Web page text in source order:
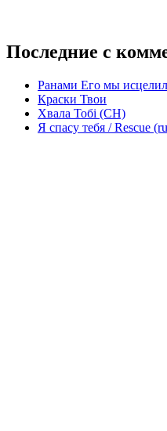
Последние с
Ранами Его мы
Краски Твои
Хвала Тобі (СН)
Я спасу тебя / Rescue